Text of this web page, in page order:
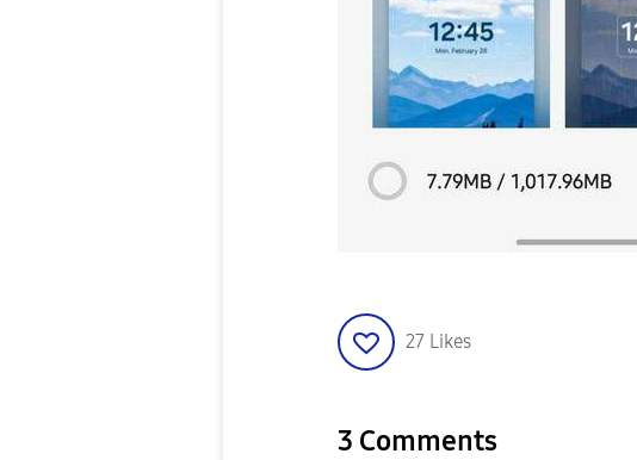
27 Likes
3 Comments